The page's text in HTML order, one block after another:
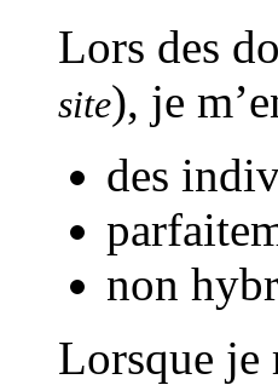
Lors des
site), je
des
non
Lorsque je